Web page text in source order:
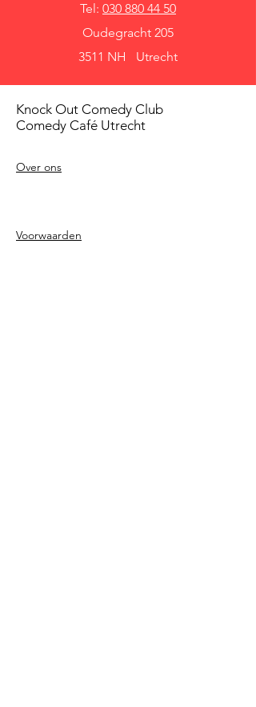
Tel: 030 880 44 50
Oudegracht 205
3511 NH Utrecht
Knock Out Comedy Club
Comedy Café Utrecht
Over ons
Voorwaarden